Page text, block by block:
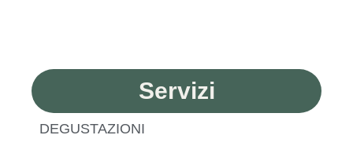
Servizi
DEGUSTAZIONI